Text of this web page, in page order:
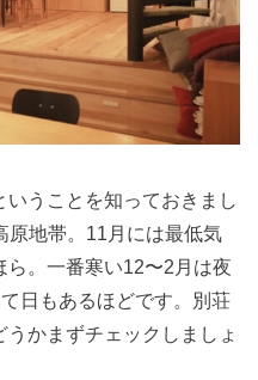
いうことを知っておきまし
原地帯。11月には最低気
。一番寒い12〜2月は夜
日もあるほどです。別荘
かまずチェックしましょ